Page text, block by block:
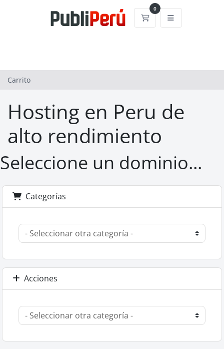
0
Carrito
Carrito
Hosting en Peru de
alto rendimiento
Seleccione un dominio...
Categorías
Acciones